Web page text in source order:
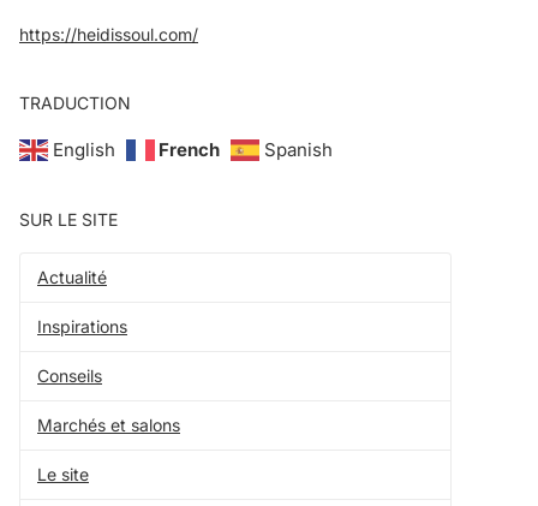
https://heidissoul.com/
TRADUCTION
English French Spanish
SUR LE SITE
Actualité
Inspirations
Conseils
Marchés et salons
Le site